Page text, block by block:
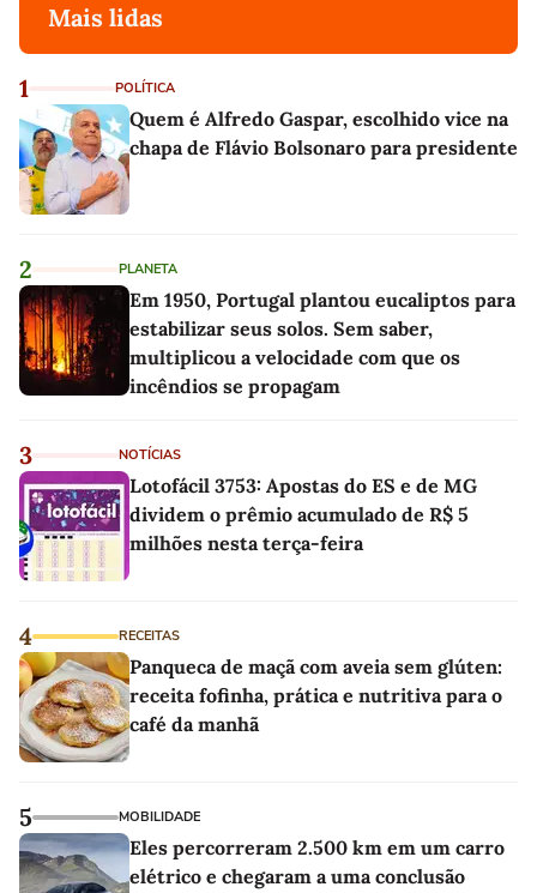
Mais lidas
1 POLÍTICA
Quem é Alfredo Gaspar, escolhido vice na
chapa de Flávio Bolsonaro para presidente
2 PLANETA
Em 1950, Portugal plantou eucaliptos para
estabilizar seus solos. Sem saber,
multiplicou a velocidade com que os
incêndios se propagam
3 NOTÍCIAS
Lotofácil 3753: Apostas do ES e de MG
dividem o prêmio acumulado de R$ 5
milhões nesta terça-feira
4 RECEITAS
Panqueca de maçã com aveia sem glúten:
receita fofinha, prática e nutritiva para o
café da manhã
5 MOBILIDADE
Eles percorreram 2.500 km em um carro
elétrico e chegaram a uma conclusão